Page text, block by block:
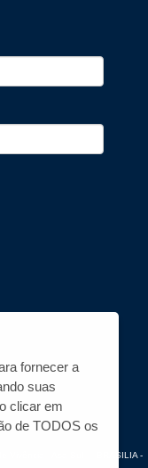
Vivência - Asa Sul - - BRASILIA -
fornecer a
suas
clicar em
de TODOS os